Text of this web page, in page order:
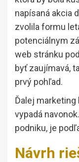
napísaná akcia
zvolila formu
potenciálnym
web stránku
byť zaujímavá,
prvý pohľad.
Ďalej marketing
vypadá
podniku, je
Návrh